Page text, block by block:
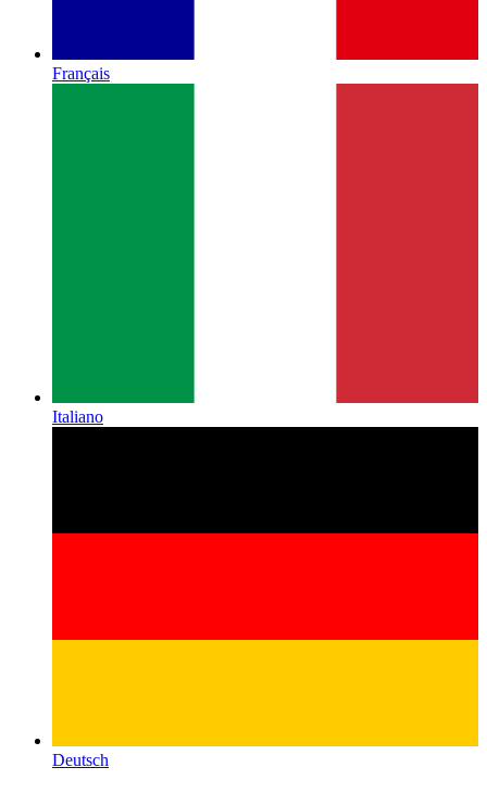
Français
Italiano
Deutsch